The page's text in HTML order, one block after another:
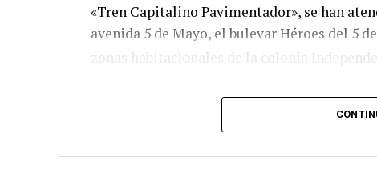
«Tren Capitalino Pavimentador», se han
avenida 5 de Mayo, el bulevar Héroes del 5
zonas habitacionales de la colonia
El Ayuntamiento capitalino reportó que,
mitigar más de 183 mil baches en lo que va
demandas ciudadanas. Con estas
movilidad urbana, reducir los tiempos de